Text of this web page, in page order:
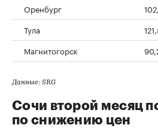
Оренбург
Тула
Магнитогорск
Данные: SRG
Сочи второй месяц
по снижению цен